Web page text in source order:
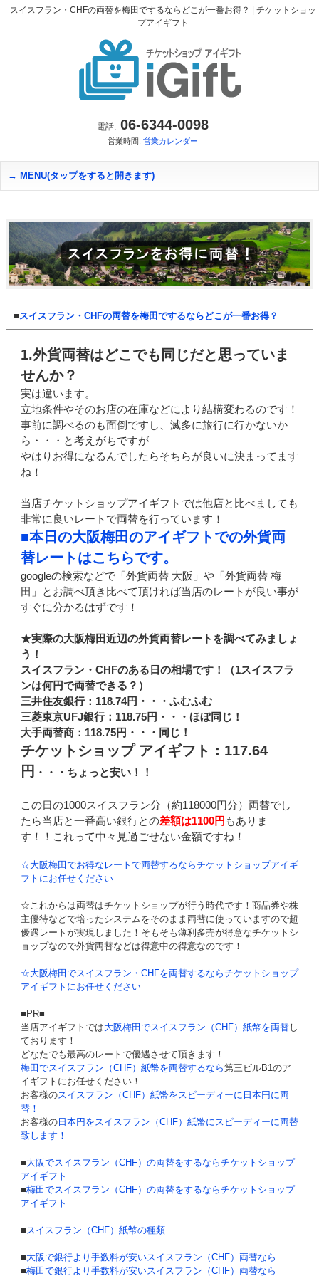
スイスフラン・CHFの両替を梅田でするならどこが一番お得？ | チケットショッ
プアイギフト
電話:06-6344-0098
営業時間: 営業カレンダー
MENU(タップをすると開きます)
■ スイスフラン・CHFの両替を梅田でするならどこが一番お得？
1.外貨両替はどこでも同じだと思っていま
せんか？
実は違います。
立地条件やそのお店の在庫などにより結構変わるのです！
事前に調べるのも面倒ですし、滅多に旅行に行かないか
ら・・・と考えがちですが
やはりお得になるんでしたらそちらが良いに決まってます
ね！
当店チケットショップアイギフトでは他店と比べましても
非常に良いレートで両替を行っています！
■本日の大阪梅田のアイギフトでの外貨両
替レートはこちらです。
googleの検索などで「外貨両替 大阪」や「外貨両替 梅
田」とお調べ頂き比べて頂ければ当店のレートが良い事が
すぐに分かるはずです！
★実際の大阪梅田近辺の外貨両替レートを調べてみましょ
う！
スイスフラン・CHFのある日の相場です！（1スイスフラ
ンは何円で両替できる？）
三井住友銀行：118.74円・・・ふむふむ
三菱東京UFJ銀行：118.75円・・・ほぼ同じ！
大手両替商：118.75円・・・同じ！
チケットショップ アイギフト：117.64
円 ・・・ちょっと安い！！
この日の1000スイスフラン分（約118000円分）両替でし
たら当店と一番高い銀行との差額は1100円 もありま
す！！これって中々見過ごせない金額ですね！
☆大阪梅田でお得なレートで両替するならチケットショップアイギ
フトにお任せください
☆これからは両替はチケットショップが行う時代です！商品券や株
主優待などで培ったシステムをそのまま両替に使っていますので超
優遇レートが実現しました！そもそも薄利多売が得意なチケットシ
ョップなので外貨両替などは得意中の得意なのです！
☆大阪梅田でスイスフラン・CHFを両替するならチケットショップ
アイギフトにお任せください
■PR■
当店アイギフトでは大阪梅田でスイスフラン（CHF）紙幣を両替し
ております！
どなたでも最高のレートで優遇させて頂きます！
梅田でスイスフラン（CHF）紙幣を両替するなら第三ビルB1のア
イギフトにお任せください！
お客様のスイスフラン（CHF）紙幣をスピーディーに日本円に両
替！
お客様の日本円をスイスフラン（CHF）紙幣にスピーディーに両替
致します！
■大阪でスイスフラン（CHF）の両替をするならチケットショップ
アイギフト
■梅田でスイスフラン（CHF）の両替をするならチケットショップ
アイギフト
■ スイスフラン（CHF）紙幣の種類
■大阪で銀行より手数料が安いスイスフラン（CHF）両替なら
■梅田で銀行より手数料が安いスイスフラン（CHF）両替なら